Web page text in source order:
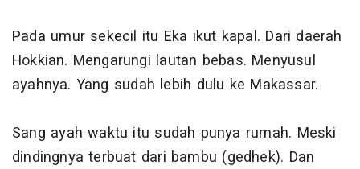
Pada umur sekecil itu Eka ikut kapal. Dari daerah
Hokkian. Mengarungi lautan bebas. Menyusul
ayahnya. Yang sudah lebih dulu ke Makassar.
Sang ayah waktu itu sudah punya rumah. Meski
dindingnya terbuat dari bambu (gedhek). Dan